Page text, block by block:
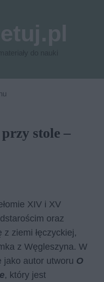
stole –
XIV i XV
oraz
ziemi łęczyckiej,
z Węgleszyna. W
jako autor utworu O
, który jest